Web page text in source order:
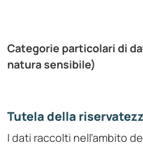
Categorie particolari di
natura sensibile)
Tutela della
I dati raccolti nell’ambito